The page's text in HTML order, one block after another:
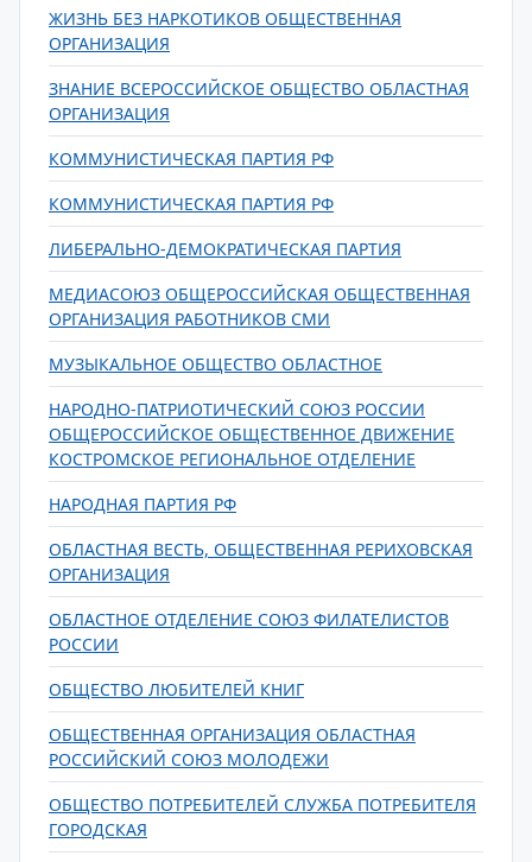
ЖИЗНЬ БЕЗ НАРКОТИКОВ ОБЩЕСТВЕННАЯ
ОРГАНИЗАЦИЯ
ЗНАНИЕ ВСЕРОССИЙСКОЕ ОБЩЕСТВО ОБЛАСТНАЯ
ОРГАНИЗАЦИЯ
КОММУНИСТИЧЕСКАЯ ПАРТИЯ РФ
КОММУНИСТИЧЕСКАЯ ПАРТИЯ РФ
ЛИБЕРАЛЬНО-ДЕМОКРАТИЧЕСКАЯ ПАРТИЯ
МЕДИАСОЮЗ ОБЩЕРОССИЙСКАЯ ОБЩЕСТВЕННАЯ
ОРГАНИЗАЦИЯ РАБОТНИКОВ СМИ
МУЗЫКАЛЬНОЕ ОБЩЕСТВО ОБЛАСТНОЕ
НАРОДНО-ПАТРИОТИЧЕСКИЙ СОЮЗ РОССИИ
ОБЩЕРОССИЙСКОЕ ОБЩЕСТВЕННОЕ ДВИЖЕНИЕ
КОСТРОМСКОЕ РЕГИОНАЛЬНОЕ ОТДЕЛЕНИЕ
НАРОДНАЯ ПАРТИЯ РФ
ОБЛАСТНАЯ ВЕСТЬ, ОБЩЕСТВЕННАЯ РЕРИХОВСКАЯ
ОРГАНИЗАЦИЯ
ОБЛАСТНОЕ ОТДЕЛЕНИЕ СОЮЗ ФИЛАТЕЛИСТОВ
РОССИИ
ОБЩЕСТВО ЛЮБИТЕЛЕЙ КНИГ
ОБЩЕСТВЕННАЯ ОРГАНИЗАЦИЯ ОБЛАСТНАЯ
РОССИЙСКИЙ СОЮЗ МОЛОДЕЖИ
ОБЩЕСТВО ПОТРЕБИТЕЛЕЙ СЛУЖБА ПОТРЕБИТЕЛЯ
ГОРОДСКАЯ